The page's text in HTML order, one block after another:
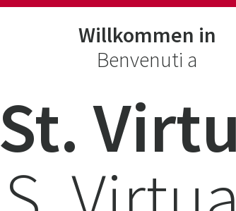
Willkommen in
Benvenuti a
St.